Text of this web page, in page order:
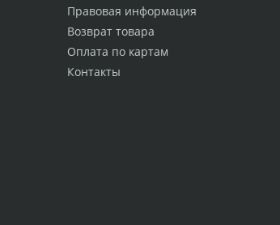
Правовая информация
Возврат товара
Оплата по картам
Контакты